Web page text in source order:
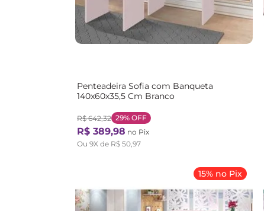
Penteadeira Sofia com Banqueta
140x60x35,5 Cm Branco
R$ 642,32 29% OFF
R$ 389,98 no Pix
Ou 9X de R$ 50,97
15% no Pix